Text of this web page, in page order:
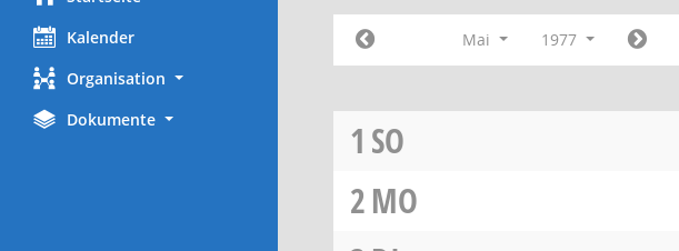
Kalender
Organisation
Dokumente
Mai 1977
1 SO
2MO